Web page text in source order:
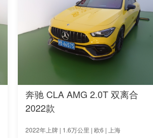
奔驰 CLA AMG 2.0T 双离合
2022款
2022年上牌 | 1.6万公里 | 欧6 | 上海